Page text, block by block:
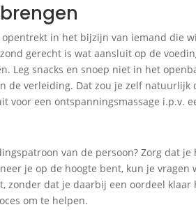
in het bijzijn van iemand die
gerecht is wat aansluit op de
Leg snacks en snoep niet in het
de verleiding. Dat zou je zelf natuurlijk
voor een ontspanningsmassage i.p.v.
van de persoon? Zorg dat
je op de hoogte bent, kun je vragen
zonder dat je daarbij een oordeel
om te helpen.